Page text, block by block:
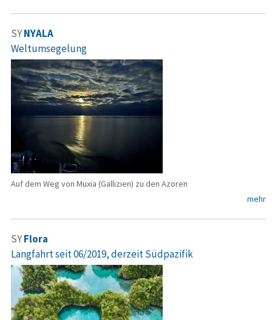
SYNYALA
Weltumsegelung
Auf dem Weg von Muxia (Gallizien) zu den Azoren
mehr
SYFlora
Langfahrt seit 06/2019, derzeit Südpazifik